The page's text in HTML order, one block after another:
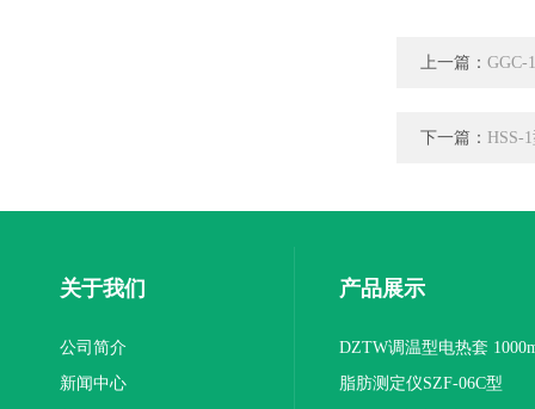
上一篇： GGC-
下一篇： HSS-
关于我们
公司简介
新闻中心
产品展示
DZTW调温型电热套
联
脂肪测定仪SZF-06C型